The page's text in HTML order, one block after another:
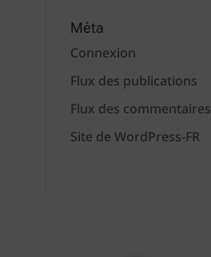
Méta
Connexion
Flux des publications
Flux des commentaires
Site de WordPress-FR